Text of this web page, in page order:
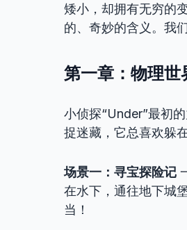
矮小，却拥有无穷的
的、奇妙的含义。我
第一章：物理
小侦探“Under”最初
捉迷藏，它总喜欢躲
场景一：寻宝探险记
在水下，通往地下城
当！